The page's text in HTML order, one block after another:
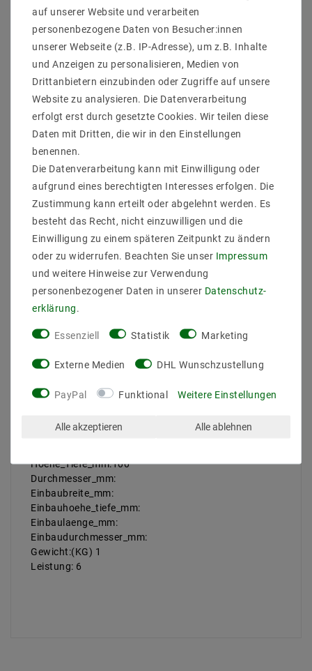
Sicher
einkaufen
Schnelle
Lieferung
Kostenlose
Beratung
0203-928-789-63
Weitere Details
Informationen zur Produktsicherheit
SIRI 44 Wandleuchte, graphit, LED nicht
austauschbar, Lichtaustritt direkt/indirekt, IP54
Artikle Nr: A28242.73
Werkstoff_Abdeckung:
Schutzart: IP54
Laenge_mm:100
Hoehe_Tiefe_mm:100
Durchmesser_mm:
Einbaubreite_mm:
Einbauhoehe_tiefe_mm:
Einbaulaenge_mm:
Einbaudurchmesser_mm:
Gewicht:(KG) 1
Leistung: 6
auf unserer Website und verarbeiten
personenbezogene Daten von Besucher:innen
unserer Webseite (z.B. IP-Adresse), um z.B. Inhalte
und Anzeigen zu personalisieren, Medien von
Drittanbietern einzubinden oder Zugriffe auf unsere
Website zu analysieren. Die Datenverarbeitung
erfolgt erst durch gesetzte Cookies. Wir teilen diese
Daten mit Dritten, die wir in den Einstellungen
benennen.
Die Datenverarbeitung kann mit Einwilligung oder
aufgrund eines berechtigten Interesses erfolgen. Die
Zustimmung kann erteilt oder abgelehnt werden. Es
besteht das Recht, nicht einzuwilligen und die
Einwilligung zu einem späteren Zeitpunkt zu ändern
oder zu widerrufen. Beachten Sie unser Impressum
und weitere Hinweise zur Verwendung
personenbezogener Daten in unserer Daten­schutz­
erklärung
Essenziell Statistik Marketing
Externe Medien DHL Wunschzustellung
PayPal Funktional Weitere Einstellungen
Alle akzeptieren Alle ablehnen